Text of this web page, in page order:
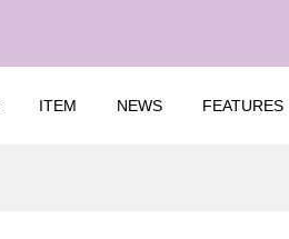
ITEM NEWS FEATURES